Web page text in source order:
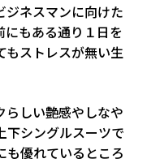
ジネスマンに向けた
もある通り１日を
もストレスが無い生
らしい艶感やしなや
下シングルスーツで
も優れているところ